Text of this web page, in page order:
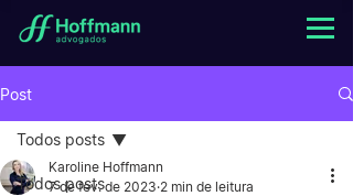
Post
Todos posts
Todos posts
Karoline Hoffmann
7 de fev. de 2023 2 min de leitura